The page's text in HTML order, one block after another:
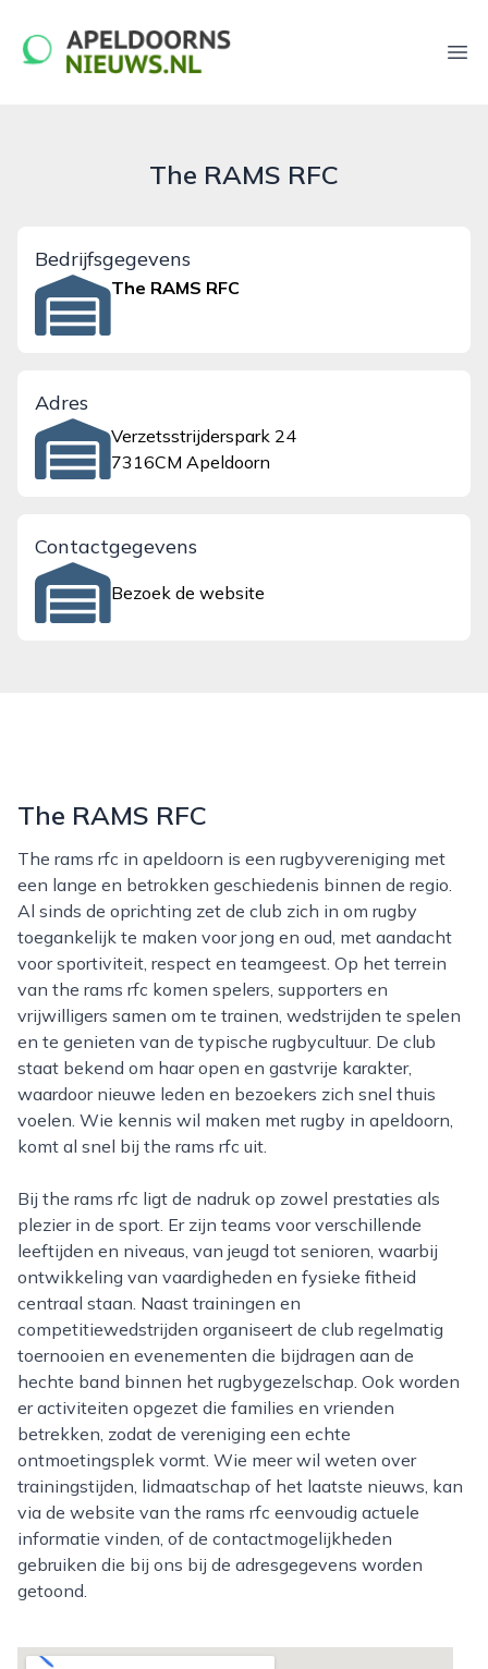
apeldoornsnieuws.nl
The RAMS RFC
Bedrijfsgegevens
The RAMS RFC
Adres
Verzetsstrijderspark 24
7316CM Apeldoorn
Contactgegevens
Bezoek de website
The RAMS RFC
The rams rfc in apeldoorn is een rugbyvereniging met
een lange en betrokken geschiedenis binnen de regio.
Al sinds de oprichting zet de club zich in om rugby
toegankelijk te maken voor jong en oud, met aandacht
voor sportiviteit, respect en teamgeest. Op het terrein
van the rams rfc komen spelers, supporters en
vrijwilligers samen om te trainen, wedstrijden te spelen
en te genieten van de typische rugbycultuur. De club
staat bekend om haar open en gastvrije karakter,
waardoor nieuwe leden en bezoekers zich snel thuis
voelen. Wie kennis wil maken met rugby in apeldoorn,
komt al snel bij the rams rfc uit.
Bij the rams rfc ligt de nadruk op zowel prestaties als
plezier in de sport. Er zijn teams voor verschillende
leeftijden en niveaus, van jeugd tot senioren, waarbij
ontwikkeling van vaardigheden en fysieke fitheid
centraal staan. Naast trainingen en
competitiewedstrijden organiseert de club regelmatig
toernooien en evenementen die bijdragen aan de
hechte band binnen het rugbygezelschap. Ook worden
er activiteiten opgezet die families en vrienden
betrekken, zodat de vereniging een echte
ontmoetingsplek vormt. Wie meer wil weten over
trainingstijden, lidmaatschap of het laatste nieuws, kan
via de website van the rams rfc eenvoudig actuele
informatie vinden, of de contactmogelijkheden
gebruiken die bij ons bij de adresgegevens worden
getoond.